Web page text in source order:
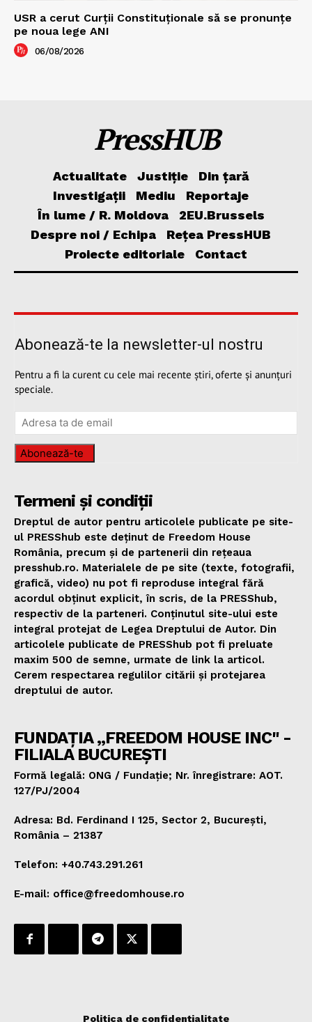
USR a cerut Curții Constituționale să se pronunțe
pe noua lege ANI
06/08/2026
PressHUB
Actualitate Justiție
Din țară
Investigații
Mediu
Reportaje
În lume / R. Moldova
2EU.Brussels
Despre noi / Echipa
Rețea PressHUB
Proiecte editoriale
Contact
Abonează-te la newsletter-ul nostru
Pentru a fi la curent cu cele mai recente știri, oferte și anunțuri
speciale.
Abonează-te
Termeni și condiții
Dreptul de autor pentru articolele publicate pe site-
ul PRESShub este deținut de Freedom House
România, precum și de partenerii din rețeaua
presshub.ro. Materialele de pe site (texte, fotografii,
grafică, video) nu pot fi reproduse integral fără
acordul obținut explicit, în scris, de la PRESShub,
respectiv de la parteneri. Conținutul site-ului este
integral protejat de Legea Dreptului de Autor. Din
articolele publicate de PRESShub pot fi preluate
maxim 500 de semne, urmate de link la articol.
Cerem respectarea regulilor citării și protejarea
dreptului de autor.
FUNDAȚIA „FREEDOM HOUSE INC" -
FILIALA BUCUREȘTI
Formă legală: ONG / Fundație; Nr. înregistrare: AOT.
127/PJ/2004
Adresa: Bd. Ferdinand I 125, Sector 2, București,
România – 21387
Telefon: +40.743.291.261
E-mail: office@freedomhouse.ro
Politica de confidențialitate